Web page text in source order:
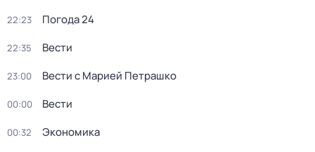
22:23 Погода 24
22:35 Вести
23:00 Вести с Марией Петрашко
00:00 Вести
00:32 Экономика